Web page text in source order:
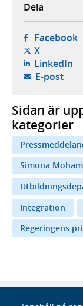
Dela
Facebook-
X- öppnas
LinkedIn-
E-post-
Sidan är
kategorier
Simona
Integration
Regeringens